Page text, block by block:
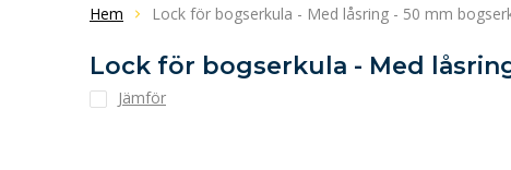
Hem Lock för bogserkula - Med låsring - 50 mm
Lock för bogserkula - Med
Jämför